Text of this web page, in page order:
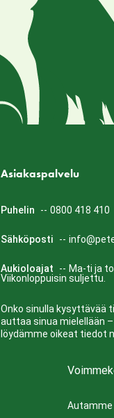
Asiakaspalvelu
Puhelin -- 0800 418 410
Sähköposti --
Aukioloajat -- Ma-ti ja
Viikonloppuisin suljettu.
Onko sinulla kysyttävää
auttaa sinua mielellään
löydämme oikeat tiedot
Autamme